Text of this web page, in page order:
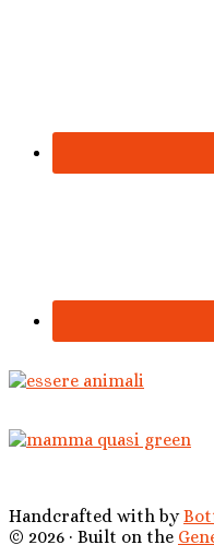
Handcrafted with by
© 2026 · Built on the